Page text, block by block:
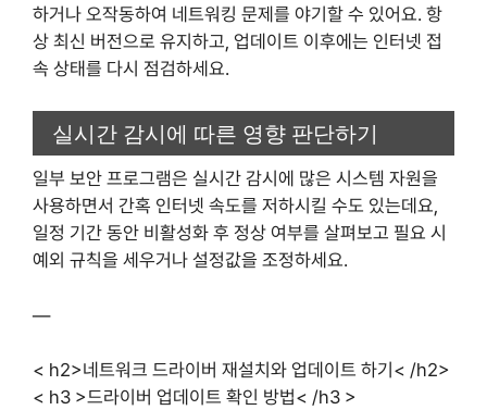
하거나 오작동하여 네트워킹 문제를 야기할 수 있어요. 항
상 최신 버전으로 유지하고, 업데이트 이후에는 인터넷 접
속 상태를 다시 점검하세요.
실시간 감시에 따른 영향 판단하기
일부 보안 프로그램은 실시간 감시에 많은 시스템 자원을
사용하면서 간혹 인터넷 속도를 저하시킬 수도 있는데요,
일정 기간 동안 비활성화 후 정상 여부를 살펴보고 필요 시
예외 규칙을 세우거나 설정값을 조정하세요.
—
< h2>네트워크 드라이버 재설치와 업데이트 하기< /h2>
< h3 >드라이버 업데이트 확인 방법< /h3 >